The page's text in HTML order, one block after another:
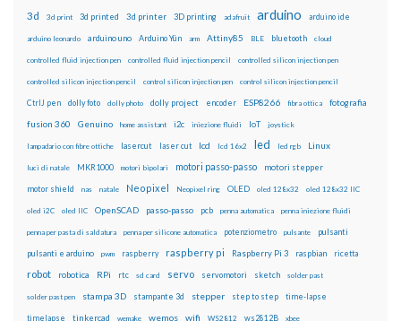
3d 3d print 3d printed 3d printer 3D printing adafruit arduino arduino ide
arduino leonardo arduino uno Arduino Yún arm Attiny85 BLE bluetooth cloud
controlled fluid injection pen controlled fluid injection pencil controlled silicon injection pen
controlled silicon injection pencil control silicon injection pen control silicon injection pencil
CtrlJ pen dolly foto dolly photo dolly project encoder ESP8266 fibra ottica fotografia
fusion 360 Genuino home assistant i2c iniezione fluidi IoT joystick
lampadario con fibre ottiche lasercut laser cut lcd lcd 16x2 led led rgb Linux
luci di natale MKR1000 motori bipolari motori passo-passo motori stepper
motor shield nas natale Neopixel Neopixel ring OLED oled 128x32 oled 128x32 IIC
oled i2C oled IIC OpenSCAD passo-passo pcb penna automatica penna iniezione fluidi
penna per pasta di saldatura penna per silicone automatica potenziometro pulsante pulsanti
pulsanti e arduino pwm raspberry raspberry pi Raspberry Pi 3 raspbian ricetta
robot robotica RPi rtc sd card servo servomotori sketch solder past
solder past pen stampa 3D stampante 3d stepper step to step time-lapse
timelapse tinkercad wemake wemos wifi WS2812 ws2812B xbee